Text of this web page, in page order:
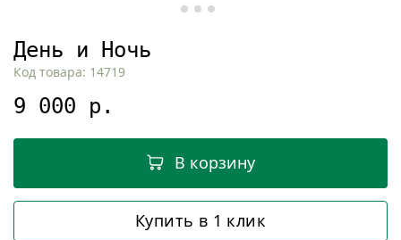
День и Ночь
Код товара: 14719
9 000 р.
В корзину
Купить в 1 клик